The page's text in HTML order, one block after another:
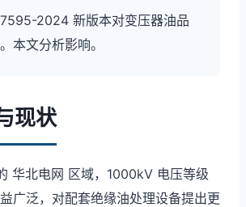
2024 新版本对变压器油品
本文分析影响。
现状
华北电网 区域，1000kV 电压等级
广泛，对配套绝缘油处理设备提出更